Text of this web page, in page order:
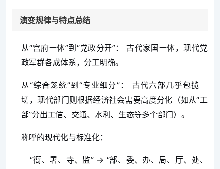
演变规律与特点总结
从“宫府一体”到“党政分开”： 古代家国一体，现代党
政军群各成体系，分工明确。
从“综合笼统”到“专业细分”： 古代六部几乎包揽一
切，现代部门则根据经济社会需要高度分化（如从“工
部”分出工信、交通、水利、生态等多个部门）。
称呼的现代化与标准化：
“衙、署、寺、监” → “部、委、办、局、厅、处、